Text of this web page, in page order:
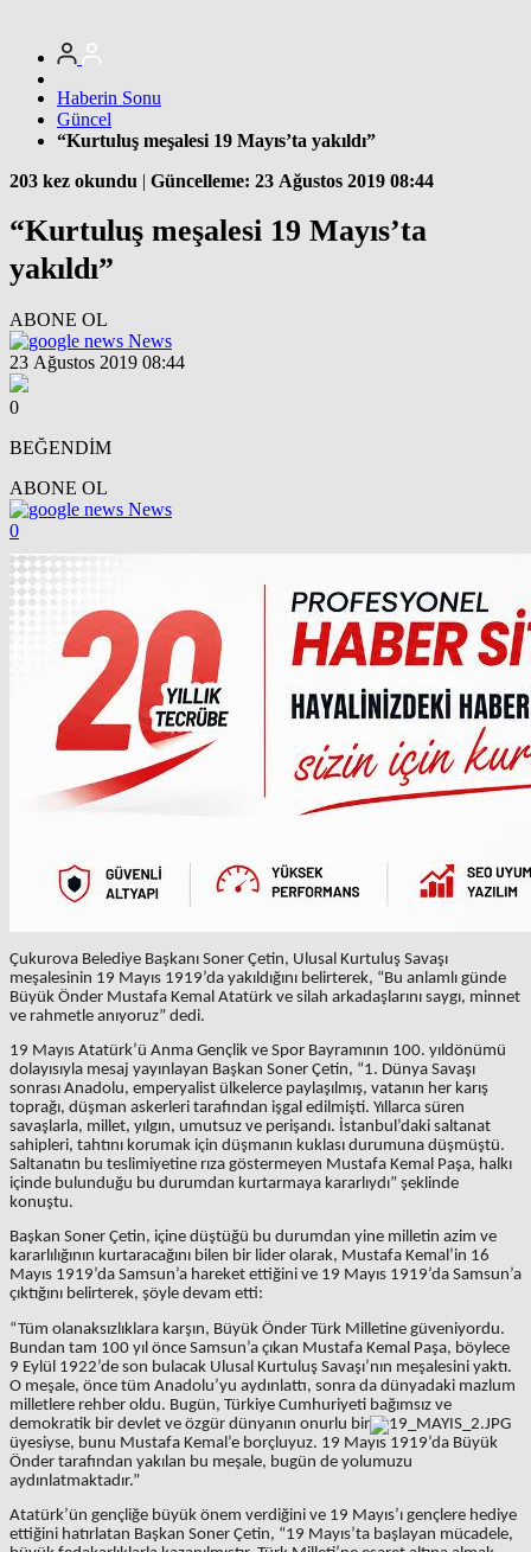
Haberin Sonu
Güncel
“Kurtuluş meşalesi 19 Mayıs’ta yakıldı”
203 kez okundu | Güncelleme: 23 Ağustos 2019 08:44
“Kurtuluş meşalesi 19 Mayıs’ta
yakıldı”
ABONE OL
News
23 Ağustos 2019 08:44
0
BEĞENDİM
ABONE OL
News
0
Çukurova Belediye Başkanı Soner Çetin, Ulusal Kurtuluş Savaşı
meşalesinin 19 Mayıs 1919’da yakıldığını belirterek, “Bu anlamlı günde
Büyük Önder Mustafa Kemal Atatürk ve silah arkadaşlarını saygı, minnet
ve rahmetle anıyoruz” dedi.
19 Mayıs Atatürk’ü Anma Gençlik ve Spor Bayramının 100. yıldönümü
dolayısıyla mesaj yayınlayan Başkan Soner Çetin, “1. Dünya Savaşı
sonrası Anadolu, emperyalist ülkelerce paylaşılmış, vatanın her karış
toprağı, düşman askerleri tarafından işgal edilmişti. Yıllarca süren
savaşlarla, millet, yılgın, umutsuz ve perişandı. İstanbul’daki saltanat
sahipleri, tahtını korumak için düşmanın kuklası durumuna düşmüştü.
Saltanatın bu teslimiyetine rıza göstermeyen Mustafa Kemal Paşa, halkı
içinde bulunduğu bu durumdan kurtarmaya kararlıydı” şeklinde
konuştu.
Başkan Soner Çetin, içine düştüğü bu durumdan yine milletin azim ve
kararlılığının kurtaracağını bilen bir lider olarak, Mustafa Kemal’in 16
Mayıs 1919’da Samsun’a hareket ettiğini ve 19 Mayıs 1919’da Samsun’a
çıktığını belirterek, şöyle devam etti:
“Tüm olanaksızlıklara karşın, Büyük Önder Türk Milletine güveniyordu.
Bundan tam 100 yıl önce Samsun’a çıkan Mustafa Kemal Paşa, böylece
9 Eylül 1922’de son bulacak Ulusal Kurtuluş Savaşı’nın meşalesini yaktı.
O meşale, önce tüm Anadolu’yu aydınlattı, sonra da dünyadaki mazlum
milletlere rehber oldu. Bugün, Türkiye Cumhuriyeti bağımsız ve
demokratik bir devlet ve özgür dünyanın onurlu bir
üyesiyse, bunu Mustafa Kemal’e borçluyuz. 19 Mayıs 1919’da Büyük
Önder tarafından yakılan bu meşale, bugün de yolumuzu
aydınlatmaktadır.”
Atatürk’ün gençliğe büyük önem verdiğini ve 19 Mayıs’ı gençlere hediye
ettiğini hatırlatan Başkan Soner Çetin, “19 Mayıs’ta başlayan mücadele,